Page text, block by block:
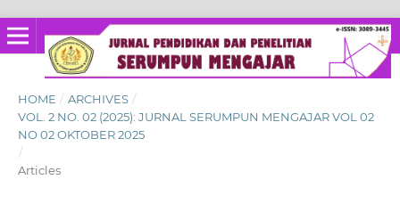
HOME / ARCHIVES /
VOL. 2 NO. 02 (2025): JURNAL SERUMPUN MENGAJAR VOL 02
NO 02 OKTOBER 2025
/
Articles